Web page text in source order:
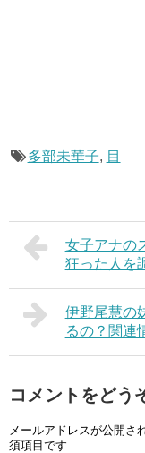
多部未華子, 目
女子アナの
狂った人を
伊野尾慧の
るの？関連
コメントをどう
メールアドレスが公開さ
須項目です